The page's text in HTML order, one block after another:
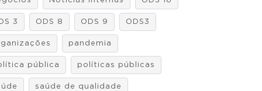
3 ODS 8 ODS 9 ODS3
pandemia
pública políticas públicas
saúde de qualidade